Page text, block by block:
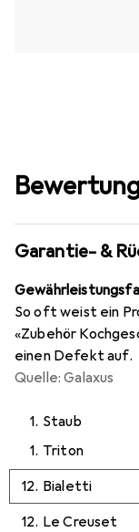
Garantie- &
So oft weist ein
«Zubehör
einen Defekt auf.
Quelle: Galaxus
1. Staub
1. Triton
12. Bialetti
0,1
12. Le Creuset